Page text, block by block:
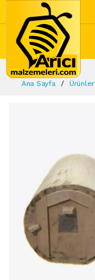
Ana Sayfa Ürünler